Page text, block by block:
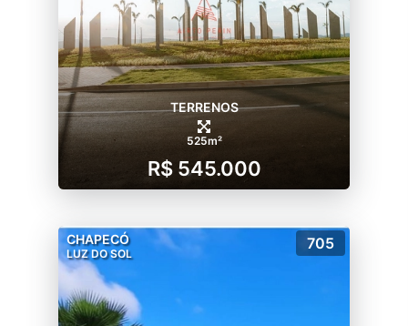
TERRENOS
525m²
R$ 545.000
CHAPECÓ
LUZ DO SOL
705